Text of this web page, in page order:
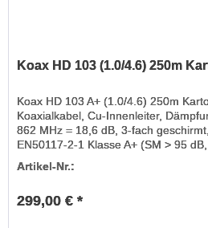
Koax HD 103 (1.0/4.6) 250m
Koax HD 103 A+ (1.0/4.6) 250m
Koaxialkabel, Cu-Innenleiter,
862 MHz = 18,6 dB, 3-fach
EN50117-2-1 Klasse A+ (SM > 95
153
Artikel-Nr.:
299,00 € *